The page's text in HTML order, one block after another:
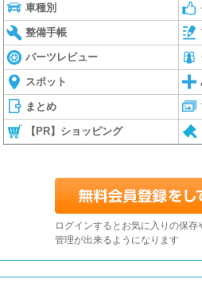
車種別
整備手帳
パーツレビュー
スポット
まとめ
【PR】ショッピング
ログインするとお気に入りの保存
管理が出来るようになります